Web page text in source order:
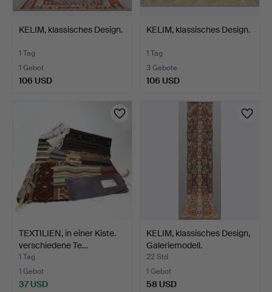
KELIM, klassisches Design.
1 Tag
1 Gebot
106 USD
KELIM, klassisches Design.
1 Tag
3 Gebote
106 USD
TEXTILIEN, in einer Kiste.
verschiedene Te…
1 Tag
1 Gebot
37 USD
KELIM, klassisches Design,
Galeriemodell.
22 Std
1 Gebot
58 USD